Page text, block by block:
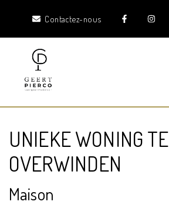
Contactez-nous
UNIEKE WONING TE
OVERWINDEN
Maison